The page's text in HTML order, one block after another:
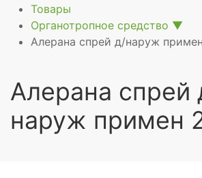
Товары
Органотропное средство ▼
Алерана спрей д/наруж
Алерана спрей
наруж примен